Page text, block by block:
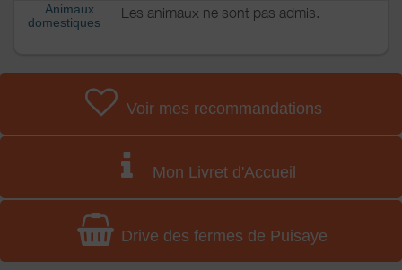
Animaux
domestiques
Les animaux ne sont pas admis.
Voir mes recommandations
Mon Livret d'Accueil
Drive des fermes de Puisaye